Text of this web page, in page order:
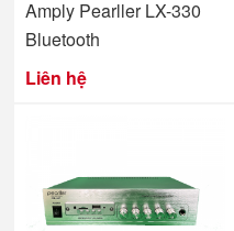
Amply Pearller LX-330
Bluetooth
Liên hệ